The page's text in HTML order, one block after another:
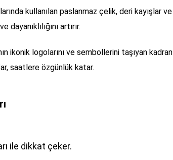
kullanılan paslanmaz çelik, deri kayışlar ve
artırır.
ikonik logolarını ve sembollerini taşıyan kadran
saatlere özgünlük katar.
ile dikkat çeker.